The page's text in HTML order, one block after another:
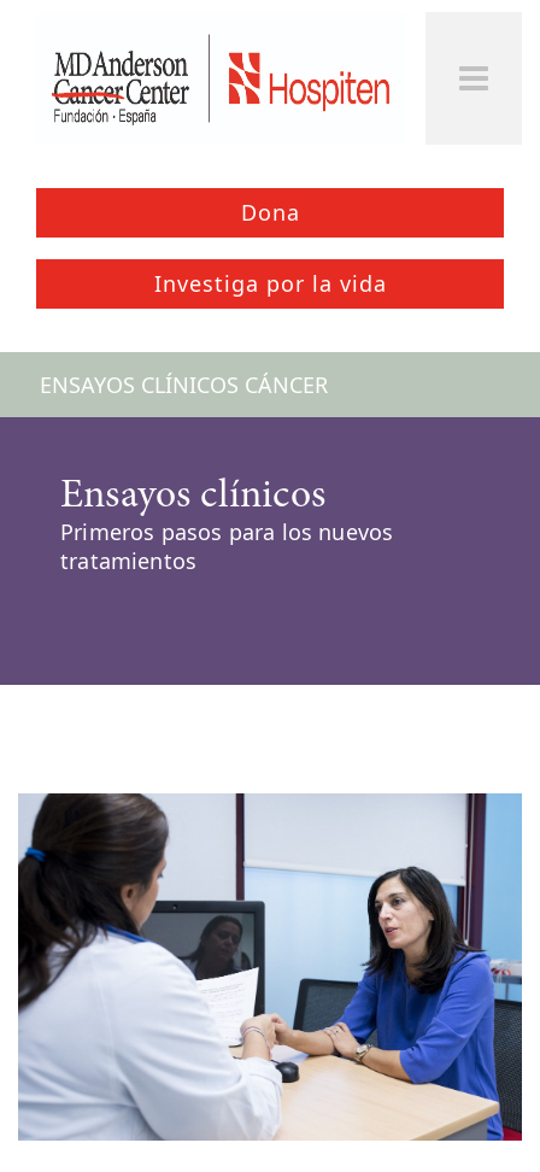
Dona
Investiga por la vida
ENSAYOS CLÍNICOS CÁNCER
Ensayos clínicos
Primeros pasos para los nuevos
tratamientos